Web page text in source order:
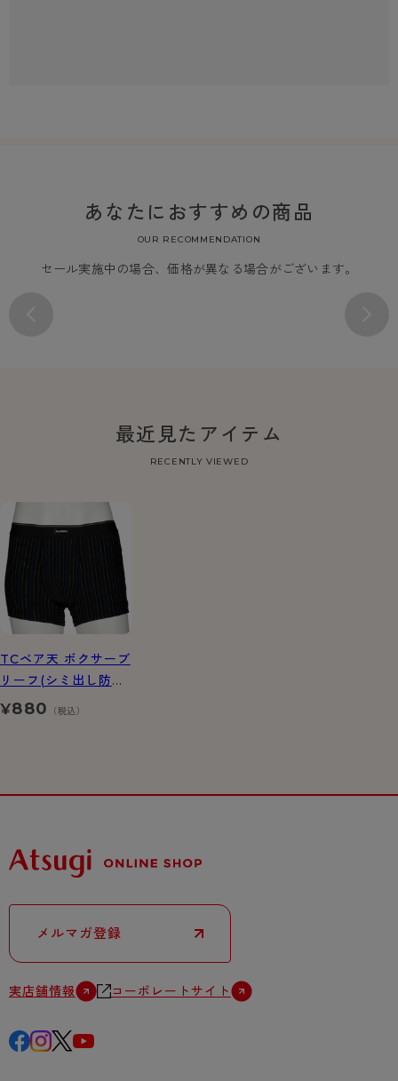
あなたにおすすめの商品
OUR RECOMMENDATION
セール実施中の場合、価格が異なる場合がございます。
最近見たアイテム
RECENTLY VIEWED
TCベア天 ボクサーブ
リーフ(シミ出し防止)
先染めストライプ
¥880 （税込）
メルマガ登録
実店舗情報 コーポレートサイト